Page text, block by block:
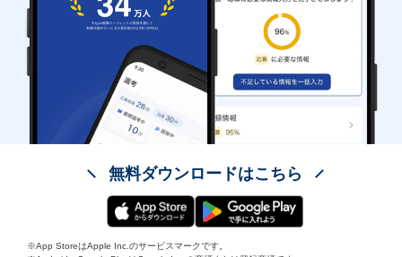
無料ダウンロードはこちら
※App StoreはApple Inc.のサービスマークです。